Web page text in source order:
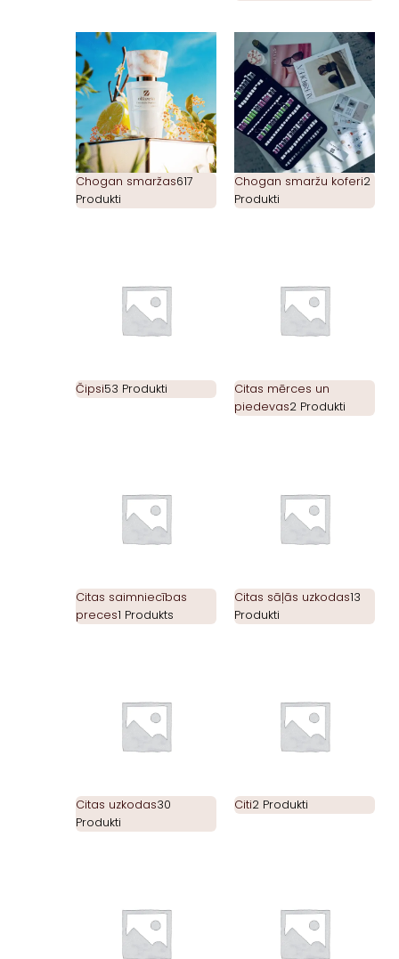
Chogan smaržas617
Produkti
Chogan smaržu koferi2
Produkti
Čipsi53 Produkti
Citas mērces un
piedevas2 Produkti
Citas saimniecības
preces1 Produkts
Citas sāļās uzkodas13
Produkti
Citas uzkodas30
Produkti
Citi2 Produkti